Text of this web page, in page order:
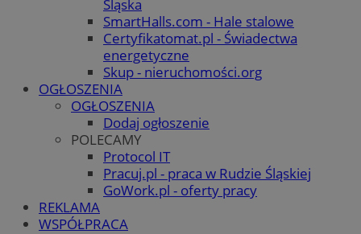
Śląska
SmartHalls.com - Hale stalowe
Certyfikatomat.pl - Świadectwa
energetyczne
Skup - nieruchomości.org
OGŁOSZENIA
OGŁOSZENIA
Dodaj ogłoszenie
POLECAMY
Protocol IT
Pracuj.pl - praca w Rudzie Śląskiej
GoWork.pl - oferty pracy
REKLAMA
WSPÓŁPRACA